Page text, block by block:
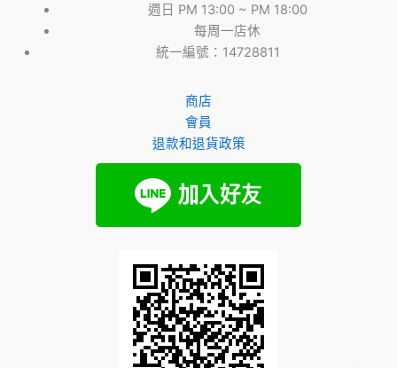
週日 PM 13:00 ~ PM 18:00
每周一店休
統一編號：14728811
商店
會員
退款和退貨政策